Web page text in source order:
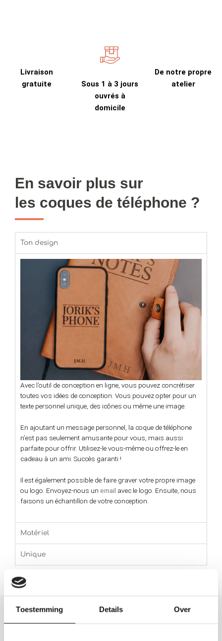
Toestemming Details Over
Livraison
gratuite
Sous 1 à 3 jours
ouvrés à
domicile
De notre propre
atelier
En savoir plus sur
les coques de téléphone ?
Ton design
Avec l’outil de conception en ligne, vous pouvez concrétiser
toutes vos idées de conception. Vous pouvez opter pour un
texte personnel unique, des icônes ou même une image.
En ajoutant un message personnel, la coque de téléphone
n’est pas seulement amusante pour vous, mais aussi
parfaite pour offrir. Utilisez-le vous-même ou offrez-le en
cadeau à un ami. Succès garanti !
Il est également possible de faire graver votre propre image
ou logo. Envoyez-nous un email avec le logo. Ensuite, nous
faisons un échantillon de votre conception.
Matériel
Unique
Ce que disent les autres